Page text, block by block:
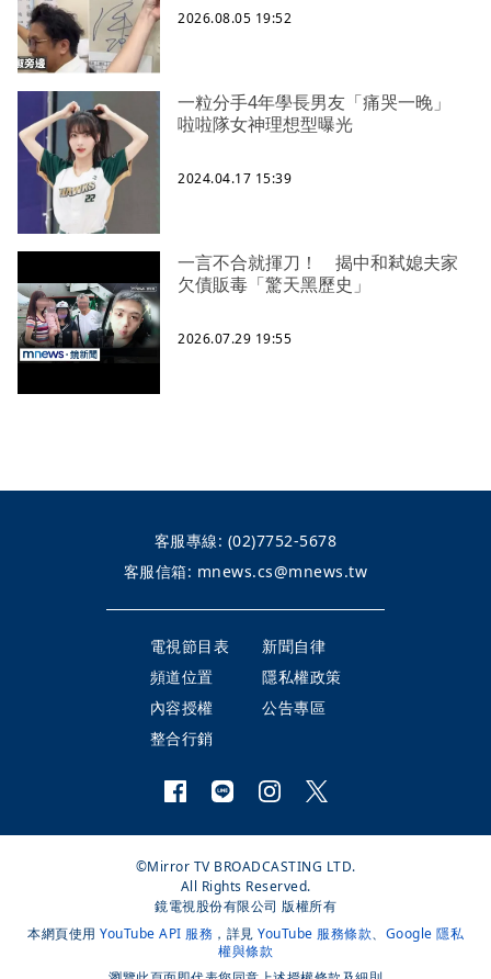
2026.08.05 19:52
一粒分手4年學長男友「痛哭一晚」
啦啦隊女神理想型曝光
2024.04.17 15:39
一言不合就揮刀！ 揭中和弒媳夫家
欠債販毒「驚天黑歷史」
2026.07.29 19:55
客服專線: (02)7752-5678
客服信箱: mnews.cs@mnews.tw
電視節目表
新聞自律
頻道位置
隱私權政策
內容授權
公告專區
整合行銷
©Mirror TV BROADCASTING LTD.
All Rights Reserved.
鏡電視股份有限公司 版權所有
本網頁使用 YouTube API 服務 ，詳見 YouTube 服務條款、 Google 隱私
權與條款